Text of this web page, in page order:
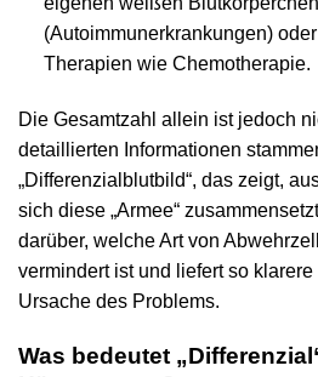
(Autoimmunerkrankungen)
Therapien wie Chemotherapie.
Die Gesamtzahl allein ist jedoch
detaillierten Informationen
„Differenzialblutbild“, das zeigt,
sich diese „Armee“
darüber, welche Art von
vermindert ist und liefert so
Ursache des Problems.
Was bedeutet